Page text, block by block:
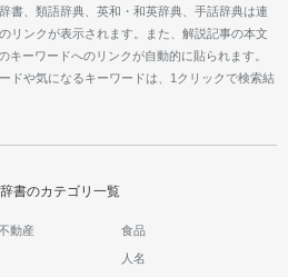
書、類語辞典、英和・和英辞典、手話辞典は連
リンクが表示されます。また、解説記事の本文
キーワードへのリンクが自動的に貼られます。
ドや気になるキーワードは、1クリックで検索結
書のカテゴリ一覧
動産 食品
人名